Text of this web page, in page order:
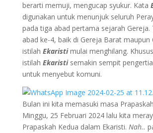
berarti memuji, mengucap syukur. Kata
digunakan untuk menunjuk seluruh
pada tiga abad pertama sejarah Gereja.
abad ke-4, baik di Gereja Barat maupun
istilah Ekaristimulai menghilang.
istilah Ekaristisemakin sempit
untuk menyebut komuni.
Bulan ini kita memasuki masa
Minggu, 25 Februari 2024 lalu kita
Prapaskah Kedua dalam Ekaristi. Nah..